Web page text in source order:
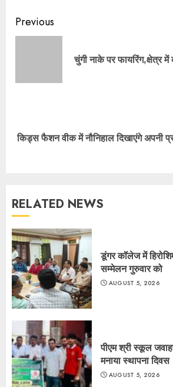
Continue
Reading
Previous
चुंगी नाके पर फायरिंग,क्षेत्र
Next
किड्स फैशन वीक में नौनिहाल दिखाएंगे अपनी
RELATED NEWS
डूंगर कॉलेज में
सम्मेलन गुरुवार को
AUGUST 5, 2026
पीएम श्री स्कूल
मनाया स्थापना दिवस
AUGUST 5, 2026